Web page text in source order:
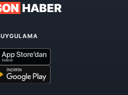
UYGULAMA